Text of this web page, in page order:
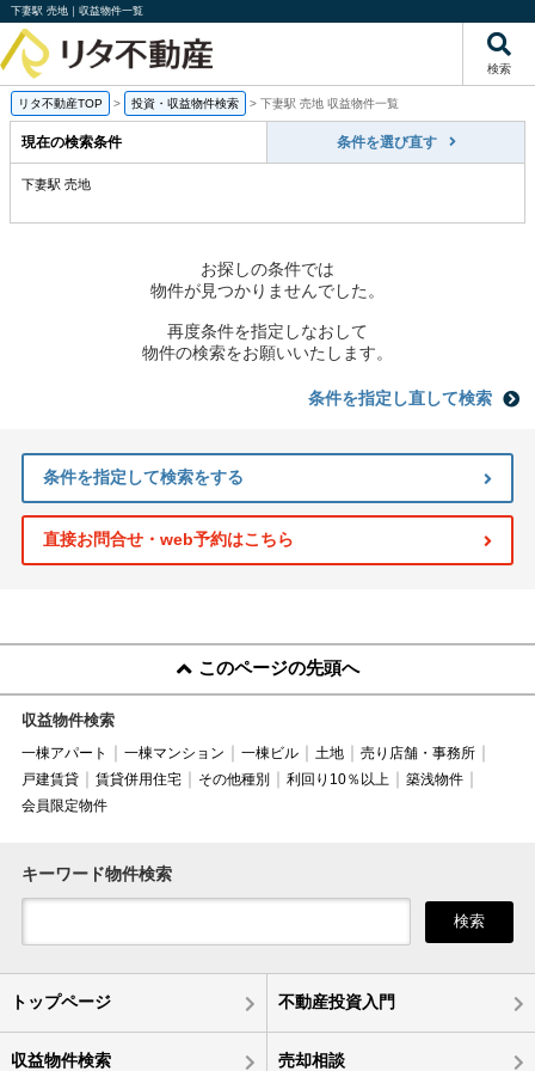
下妻駅 売地｜収益物件一覧
検索
リタ不動産TOP > 投資・収益物件検索 > 下妻駅 売地 収益物件一覧
現在の検索条件 条件を選び直す
下妻駅 売地
お探しの条件では
物件が見つかりませんでした。
再度条件を指定しなおして
物件の検索をお願いいたします。
条件を指定し直して検索
条件を指定して検索をする
直接お問合せ・web予約はこちら
このページの先頭へ
収益物件検索
一棟アパート 一棟マンション 一棟ビル 土地
売り店舗・事務所
戸建賃貸
賃貸併用住宅 その他種別 利回り10％以上
築浅物件
会員限定物件
キーワード物件検索
検索
トップページ 不動産投資入門
収益物件検索 売却相談